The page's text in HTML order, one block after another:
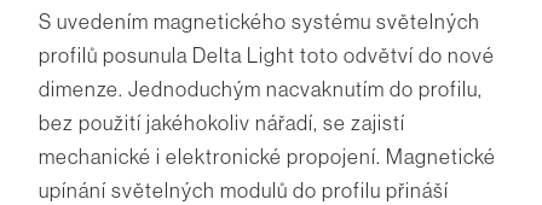
S uvedením magnetického systému světelných
profilů posunula Delta Light toto odvětví do nové
dimenze. Jednoduchým nacvaknutím do profilu,
bez použití jakéhokoliv nářadí, se zajistí
mechanické i elektronické propojení. Magnetické
upínání světelných modulů do profilu přináší